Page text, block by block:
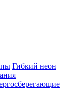
Гибкий неон